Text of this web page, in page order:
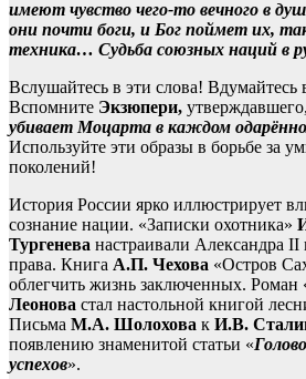
имеют чувство чего-то вечного в
они почти боги, и Бог поймет их,
техника… Судьба союзных наций в
Вслушайтесь в эти слова! Вдумайтесь
Вспомните Экзюпери,
убивает Моцарта в каждом
Используйте эти образы в борьбе за
поколений!
История России ярко иллюстрирует
сознание нации. «Записки охотника»
Тургенева настраивали Александра II
права. Книга А.П. Чехова «Остров
облегчить жизнь заключенных. Роман
Леонова стал настольной книгой
Письма М.А. Шолохова к И.В.
появлению знаменитой статьи «
успехов».